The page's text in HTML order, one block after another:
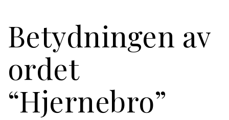
Betydningen av
ordet
“Hjernebro”